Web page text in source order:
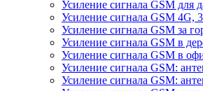
Усиление сигнала GSM для
Усиление сигнала GSM 4G,
Усиление сигнала GSM за
Усиление сигнала GSM в
Усиление сигнала GSM в
Усиление сигнала GSM:
Усиление сигнала GSM: